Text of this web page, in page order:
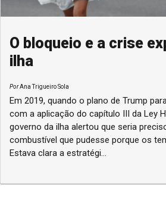
O bloqueio e a crise
ilha
PorAna Trigueiro Sola
Em 2019, quando o plano de Trump
com a aplicação do capítulo III da Ley
governo da ilha alertou que seria
combustível que pudesse porque os
Estava clara a estratégi...